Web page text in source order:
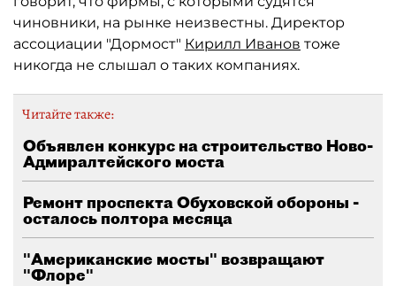
чиновники, на рынке неизвестны. Директор
ассоциации "Дормост" Кирилл Иванов тоже
никогда не слышал о таких компаниях.
Читайте также:
Объявлен конкурс на строительство Ново-
Адмиралтейского моста
Ремонт проспекта Обуховской обороны -
осталось полтора месяца
"Американские мосты" возвращают
"Флоре"